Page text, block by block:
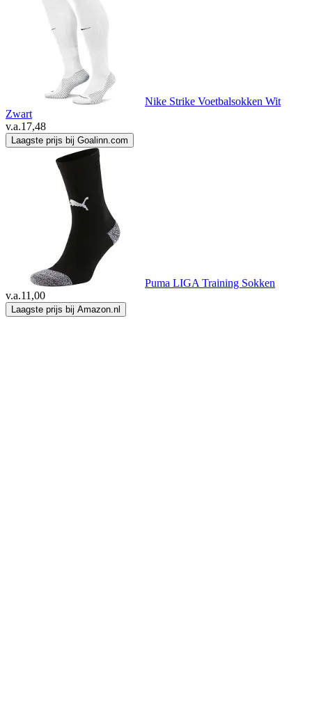
Nike Strike Voetbalsokken Wit
Zwart
v.a.17,48
Laagste prijs bij Goalinn.com
Puma LIGA Training Sokken
v.a.11,00
Laagste prijs bij Amazon.nl